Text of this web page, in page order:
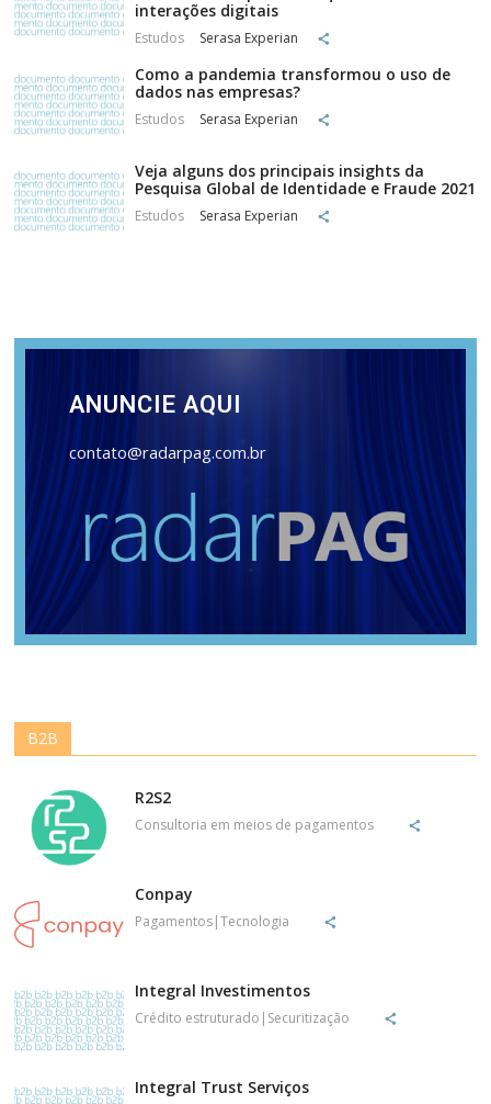
interações digitais
Estudos Serasa Experian
Como a pandemia transformou o uso de
dados nas empresas?
Estudos Serasa Experian
Veja alguns dos principais insights da
Pesquisa Global de Identidade e Fraude 2021
Estudos Serasa Experian
ANUNCIE AQUI
contato@radarpag.com.br
B2B
R2S2
Consultoria em meios de pagamentos
Conpay
Pagamentos|Tecnologia
Integral Investimentos
Crédito estruturado|Securitização
Integral Trust Serviços